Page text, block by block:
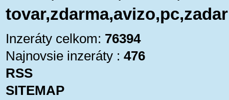
Inzeráty celkom: 76394
Najnovsie inzeráty : 476
RSS
SITEMAP